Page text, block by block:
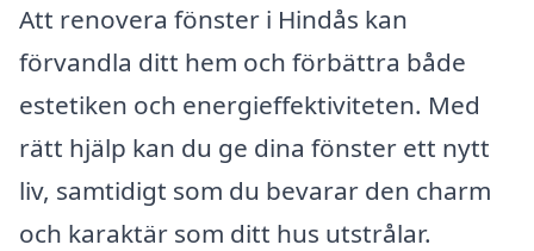
Att renovera fönster i Hindås kan
förvandla ditt hem och förbättra både
estetiken och energieffektiviteten. Med
rätt hjälp kan du ge dina fönster ett nytt
liv, samtidigt som du bevarar den charm
och karaktär som ditt hus utstrålar.